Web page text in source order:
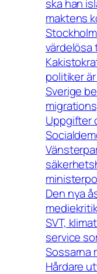
ska han
maktens
värdelösa
politiker
Sverige
Uppgifter
Den nya
SVT,
service
Sossarna
Hårdare